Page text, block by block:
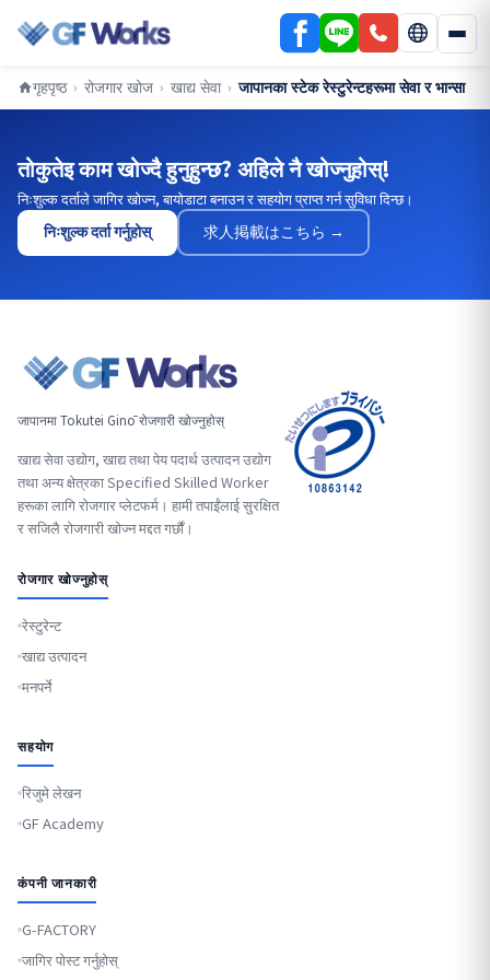
गृहपृष्ठ › रोजगार खोज › खाद्य सेवा › जापानका स्टेक रेस्टुरेन्टहरूमा सेवा र भान्सा
तोकुतेइ काम खोज्दै हुनुहुन्छ? अहिले नै खोज्नुहोस्!
निःशुल्क दर्ताले जागिर खोज्न, बायोडाटा बनाउन र सहयोग प्राप्त गर्न सुविधा दिन्छ।
निःशुल्क दर्ता गर्नुहोस् 求人掲載はこちら →
जापानमा Tokutei Ginō रोजगारी खोज्नुहोस्
खाद्य सेवा उद्योग, खाद्य तथा पेय पदार्थ उत्पादन उद्योग
तथा अन्य क्षेत्रका Specified Skilled Worker
हरूका लागि रोजगार प्लेटफर्म। हामी तपाईंलाई सुरक्षित
र सजिलै रोजगारी खोज्न मद्दत गर्छौं।
रोजगार खोज्नुहोस्
रेस्टुरेन्ट
खाद्य उत्पादन
मनपर्ने
सहयोग
रिजुमे लेखन
GF Academy
कंपनी जानकारी
G-FACTORY
जागिर पोस्ट गर्नुहोस्